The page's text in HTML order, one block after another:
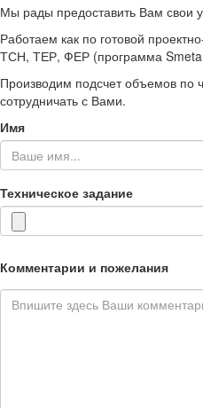
Мы рады предоставить Вам свои
Работаем как по готовой
ТСН, ТЕР, ФЕР (программа
Производим подсчет объемов по
сотрудничать с Вами.
Имя
Техническое задание
Комментарии и пожелания